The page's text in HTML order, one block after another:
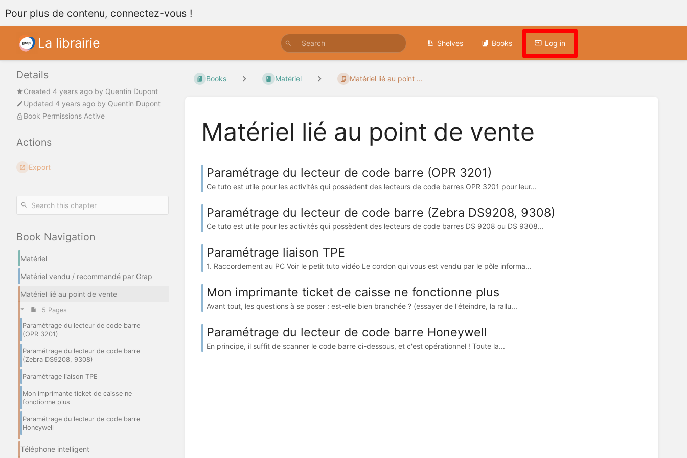
Pour plus de contenu, connectez-vous !
La librairie Shelves Books Log in
Details
Created 4 years ago by Quentin Dupont
Updated 4 years ago by Quentin Dupont
Book Permissions Active
Actions
Export
Book Navigation
Matériel
Matériel vendu / recommandé par Grap
Matériel lié au point de vente
5 Pages
Paramétrage du lecteur de code barre
(OPR 3201)
Paramétrage du lecteur de code barre
(Zebra DS9208, 9308)
Paramétrage liaison TPE
Mon imprimante ticket de caisse ne
fonctionne plus
Paramétrage du lecteur de code barre
Honeywell
Téléphone intelligent
Books Matériel Matériel lié au point ...
Matériel lié au point de vente
Paramétrage du lecteur de code barre (OPR 3201)
Ce tuto est utile pour les activités qui possèdent des lecteurs de code barres OPR 3201 pour leur...
Paramétrage du lecteur de code barre (Zebra DS9208, 9308)
Ce tuto est utile pour les activités qui possèdent des lecteurs de code barres DS 9208 ou DS 9308...
Paramétrage liaison TPE
1. Raccordement au PC Voir le petit tuto vidéo Le cordon qui vous est vendu par le pôle informa...
Mon imprimante ticket de caisse ne fonctionne plus
Avant tout, les questions à se poser : est-elle bien branchée ? (essayer de l'éteindre, la rallu...
Paramétrage du lecteur de code barre Honeywell
En principe, il suffit de scanner le code barre ci-dessous, et c'est opérationnel ! Toute la...